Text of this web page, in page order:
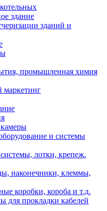
здание
зданий и
промышленная химия
и системы
лотки, крепеж.
наконечники, клеммы,
коробки, короба и т.д.
для прокладки кабелей